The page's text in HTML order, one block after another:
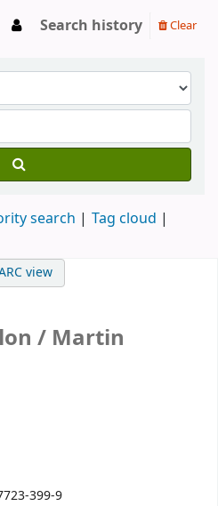
Search history Clear
search
Tag cloud
view
/ Martin
399-9